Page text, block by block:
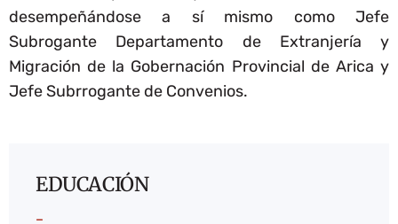
desempeñándose a sí mismo como Jefe
Subrogante Departamento de Extranjería y
Migración de la Gobernación Provincial de Arica y
Jefe Subrrogante de Convenios.
EDUCACIÓN